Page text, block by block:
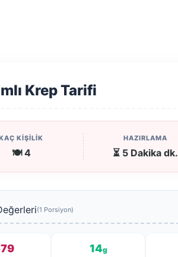
Krep Tarifi
KİŞİLİK
🍽️ 4
HAZIRLAMA
⏳ 5 Dakika dk.
(1 Porsiyon)
14g